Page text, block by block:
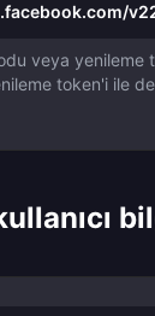
veya yenileme
token'i ile